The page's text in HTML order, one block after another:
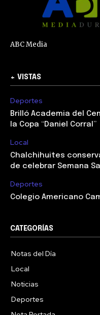
ABC Media
+ VISTAS
Deportes
Brilló Academia del
la Copa “Daniel Corral”
Local
Chalchihuites
de celebrar Semana
Deportes
Colegio Americano
CATEGORÍAS
Notas del Día
Local
Noticias
Deportes